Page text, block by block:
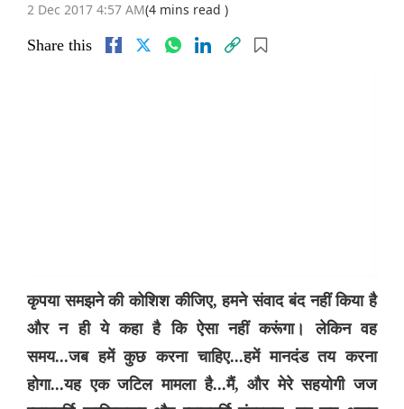
2 Dec 2017 4:57 AM(4 mins read )
Share this
कृपया समझने की कोशिश कीजिए, हमने संवाद बंद नहीं किया है
और न ही ये कहा है कि ऐसा नहीं करूंगा। लेकिन वह
समय...जब हमें कुछ करना चाहिए...हमें मानदंड तय करना
होगा...यह एक जटिल मामला है...मैं, और मेरे सहयोगी जज